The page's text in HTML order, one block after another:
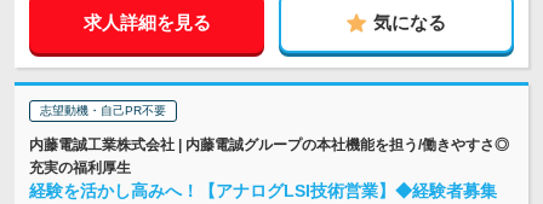
求人詳細を見る 気になる
志望動機・自己PR不要
内藤電誠工業株式会社 | 内藤電誠グループの本社機能を担う/働きやすさ◎
充実の福利厚生
経験を活かし高みへ！【アナログLSI技術営業】◆経験者募集